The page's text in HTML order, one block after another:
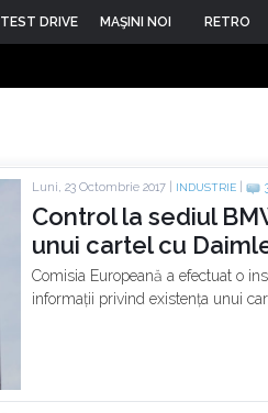
TEST DRIVE MAŞINI NOI RETRO
Luni, 23 Octombrie 2017 | INDUSTRIE
Control la sediul
unui cartel cu
Comisia Europeană a efectuat o
informații privind existența unui